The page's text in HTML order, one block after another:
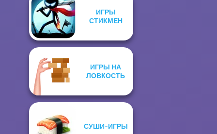
ИГРЫ
СТИКМЕН
ИГРЫ НА
ЛОВКОСТЬ
СУШИ-ИГРЫ